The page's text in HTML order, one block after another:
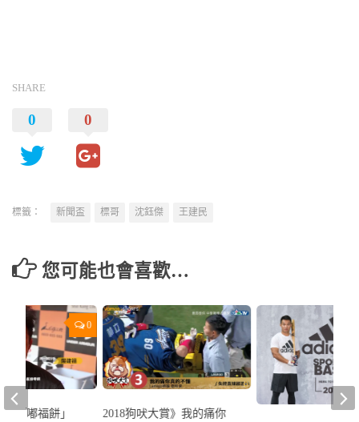
SHARE
0 0
標籤： 新聞盃 標哥 沈鈺傑 王建民
您可能也會喜歡…
2018狗吠大賞》我的痛你
0
】「嘟福餅」